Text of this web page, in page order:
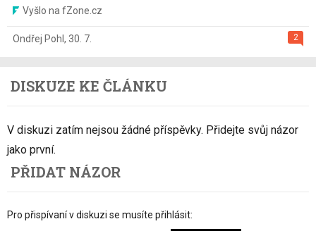
Vyšlo na fZone.cz
2
Ondřej Pohl , 30. 7.
DISKUZE KE ČLÁNKU
V diskuzi zatím nejsou žádné příspěvky. Přidejte svůj názor
jako první.
PŘIDAT NÁZOR
Pro přispívaní v diskuzi se musíte přihlásit: